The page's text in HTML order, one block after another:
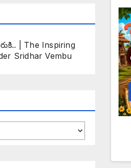
| The Inspiring
Sridhar Vembu